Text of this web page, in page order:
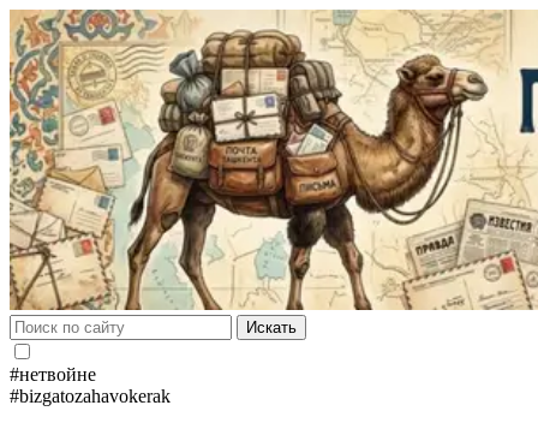
Искать
#нетвойне
#bizgatozahavokerak